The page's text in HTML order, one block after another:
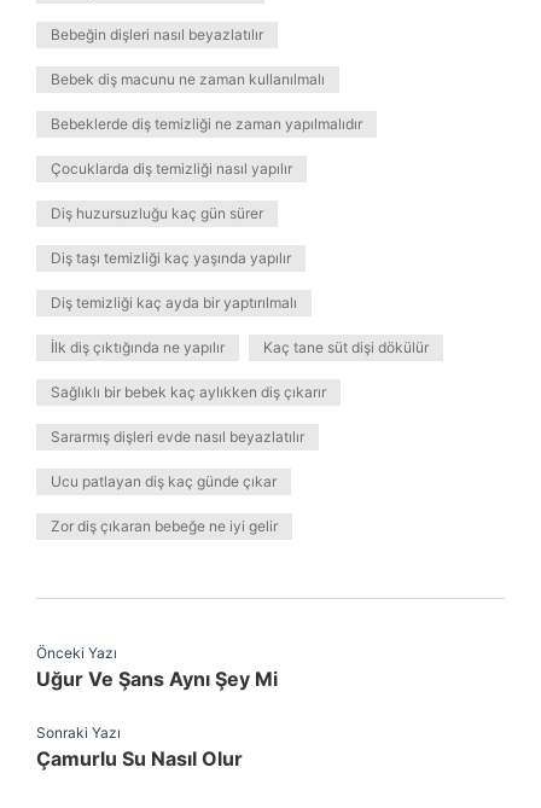
Bebeğin dişleri nasıl beyazlatılır
Bebek diş macunu ne zaman kullanılmalı
Bebeklerde diş temizliği ne zaman yapılmalıdır
Çocuklarda diş temizliği nasıl yapılır
Diş huzursuzluğu kaç gün sürer
Diş taşı temizliği kaç yaşında yapılır
Diş temizliği kaç ayda bir yaptırılmalı
İlk diş çıktığında ne yapılır Kaç tane süt dişi dökülür
Sağlıklı bir bebek kaç aylıkken diş çıkarır
Sararmış dişleri evde nasıl beyazlatılır
Ucu patlayan diş kaç günde çıkar
Zor diş çıkaran bebeğe ne iyi gelir
Önceki Yazı
Uğur Ve Şans Aynı Şey Mi
Sonraki Yazı
Çamurlu Su Nasıl Olur